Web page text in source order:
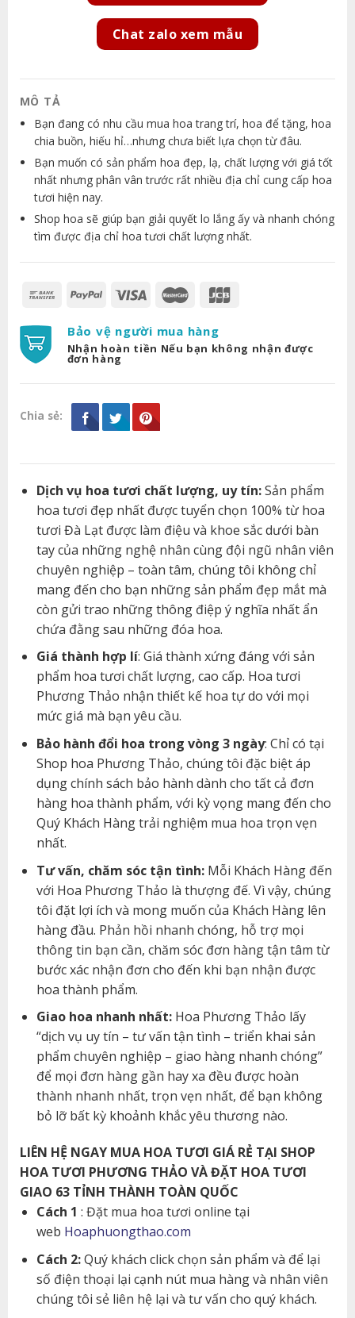
Chat zalo xem mẫu
MÔ TẢ
Bạn đang có nhu cầu mua hoa trang trí, hoa để tặng, hoa
chia buồn, hiếu hỉ…nhưng chưa biết lựa chọn từ đâu.
Bạn muốn có sản phẩm hoa đẹp, lạ, chất lượng với giá tốt
nhất nhưng phân vân trước rất nhiều địa chỉ cung cấp hoa
tươi hiện nay.
Shop hoa sẽ giúp bạn giải quyết lo lắng ấy và nhanh chóng
tìm được địa chỉ hoa tươi chất lượng nhất.
Bảo vệ người mua hàng
Nhận hoàn tiền Nếu bạn không nhận được
đơn hàng
Chia sẻ:
Dịch vụ hoa tươi chất lượng, uy tín:Sản phẩm
hoa tươi đẹp nhất được tuyển chọn 100% từ hoa
tươi Đà Lạt được làm điệu và khoe sắc dưới bàn
tay của những nghệ nhân cùng đội ngũ nhân viên
chuyên nghiệp – toàn tâm, chúng tôi không chỉ
mang đến cho bạn những sản phẩm đẹp mắt mà
còn gửi trao những thông điệp ý nghĩa nhất ẩn
chứa đằng sau những đóa hoa.
Giá thành hợp lí: Giá thành xứng đáng với sản
phẩm hoa tươi chất lượng, cao cấp. Hoa tươi
Phương Thảo nhận thiết kế hoa tự do với mọi
mức giá mà bạn yêu cầu.
Bảo hành đổi hoa trong vòng 3 ngày: Chỉ có tại
Shop hoa Phương Thảo, chúng tôi đặc biệt áp
dụng chính sách bảo hành dành cho tất cả đơn
hàng hoa thành phẩm, với kỳ vọng mang đến cho
Quý Khách Hàng trải nghiệm mua hoa trọn vẹn
nhất.
Tư vấn, chăm sóc tận tình:Mỗi Khách Hàng đến
với Hoa Phương Thảo là thượng đế. Vì vậy, chúng
tôi đặt lợi ích và mong muốn của Khách Hàng lên
hàng đầu. Phản hồi nhanh chóng, hỗ trợ mọi
thông tin bạn cần, chăm sóc đơn hàng tận tâm từ
bước xác nhận đơn cho đến khi bạn nhận được
hoa thành phẩm.
Giao hoa nhanh nhất:Hoa Phương Thảo lấy
“dịch vụ uy tín – tư vấn tận tình – triển khai sản
phẩm chuyên nghiệp – giao hàng nhanh chóng”
để mọi đơn hàng gần hay xa đều được hoàn
thành nhanh nhất, trọn vẹn nhất, để bạn không
bỏ lỡ bất kỳ khoảnh khắc yêu thương nào.
LIÊN HỆ NGAY MUA HOA TƯƠI GIÁ RẺ TẠI SHOP
HOA TƯƠI PHƯƠNG THẢO VÀ ĐẶT HOA TƯƠI
GIAO 63 TỈNH THÀNH TOÀN QUỐC
Cách 1 : Đặt mua hoa tươi online tại
web Hoaphuongthao.com
Cách 2:Quý khách click chọn sản phẩm và để lại
số điện thoại lại cạnh nút mua hàng và nhân viên
chúng tôi sẻ liên hệ lại và tư vấn cho quý khách.